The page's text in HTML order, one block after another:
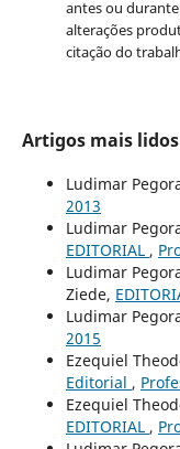
antes ou
alterações
citação do
Artigos mais
Ludimar
2013
Ludimar
EDITORIAL ,
Ludimar
Ziede,
Ludimar
2015
Ezequiel
Editorial ,
Ezequiel
EDITORIAL ,